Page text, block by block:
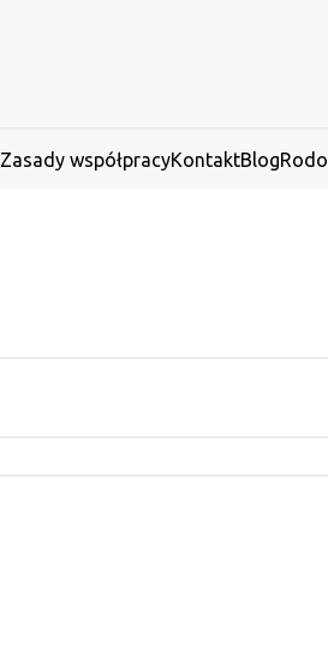
Zasady współpracyKontaktBlogRodo